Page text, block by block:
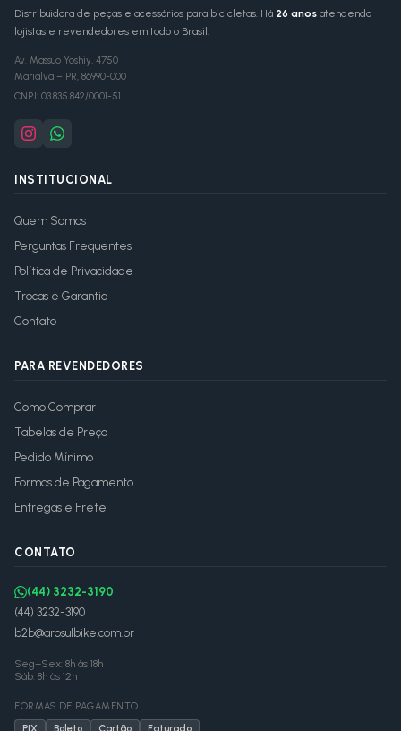
Distribuidora de peças e acessórios para bicicletas. Há 26 anos atendendo
lojistas e revendedores em todo o Brasil.
Av. Massuo Yoshiy, 4750
Marialva – PR, 86990-000
CNPJ: 03.835.842/0001-51
INSTITUCIONAL
Quem Somos
Perguntas Frequentes
Política de Privacidade
Trocas e Garantia
Contato
PARA REVENDEDORES
Como Comprar
Tabelas de Preço
Pedido Mínimo
Formas de Pagamento
Entregas e Frete
CONTATO
(44) 3232-3190
(44) 3232-3190
b2b@arosulbike.com.br
Seg–Sex: 8h às 18h
Sáb: 8h às 12h
FORMAS DE PAGAMENTO